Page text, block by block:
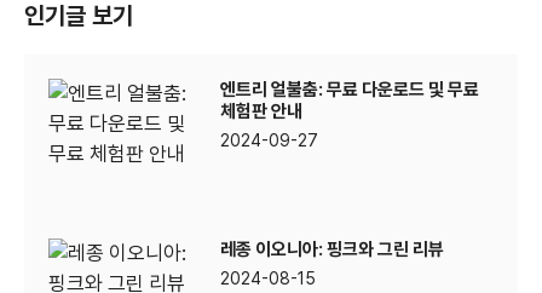
인기글 보기
엔트리 얼불춤: 무료 다운로드 및 무료
체험판 안내
2024-09-27
레종 이오니아: 핑크와 그린 리뷰
2024-08-15